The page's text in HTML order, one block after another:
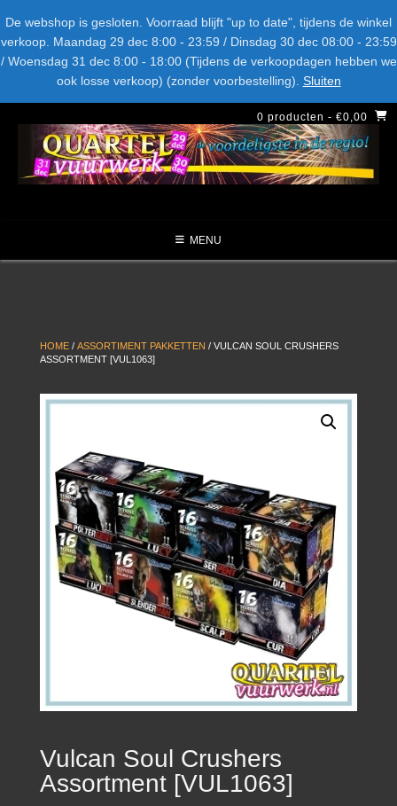
De webshop is gesloten. Voorraad blijft "up to date", tijdens de winkel
verkoop. Maandag 29 dec 8:00 - 23:59 / Dinsdag 30 dec 08:00 - 23:59
/ Woensdag 31 dec 8:00 - 18:00 (Tijdens de verkoopdagen hebben we
ook losse verkoop) (zonder voorbestelling). Sluiten
naar
inhoud
LEVERANCIERS TYPE AANBIEDINGEN CATEGORIE
NIEUW DIT JAAR
MENU
0 producten - €0,00
HOME / ASSORTIMENT PAKKETTEN / VULCAN SOUL CRUSHERS
ASSORTMENT [VUL1063]
Vulcan Soul Crushers
Assortment [VUL1063]